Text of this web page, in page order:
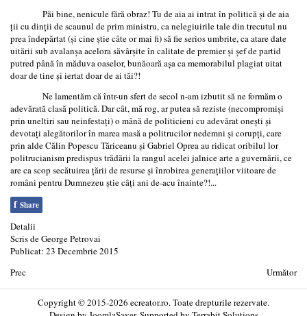
Păi bine, nenicule fără obraz! Tu de aia ai intrat în politică şi de aia
ţii cu dinţii de scaunul de prim ministru, ca nelegiuirile tale din trecutul nu
prea îndepărtat (şi cine ştie câte or mai fi) să fie serios umbrite, ca atare date
uitării sub avalanşa acelora săvârşite în calitate de premier şi şef de partid
putred până în măduva oaselor, bunăoară aşa ca memorabilul plagiat uitat
doar de tine şi iertat doar de ai tăi?!
Ne lamentăm că într-un sfert de secol n-am izbutit să ne formăm o
adevărată clasă politică. Dar cât, mă rog, ar putea să reziste (necompromişi
prin uneltiri sau neinfestaţi) o mână de politicieni cu adevărat oneşti şi
devotaţi alegătorilor în marea masă a politrucilor nedemni şi corupţi, care
prin alde Călin Popescu Tăriceanu şi Gabriel Oprea au ridicat oribilul lor
politrucianism predispus trădării la rangul acelei jalnice arte a guvernării, ce
are ca scop secătuirea ţării de resurse şi înrobirea generaţiilor viitoare de
români pentru Dumnezeu ştie câţi ani de-acu înainte?!...
f Share
Detalii
Scris deGeorge Petrovai
Publicat: 23 Decembrie 2015
Prec
Următor
Copyright © 2015-2026 ecreator.ro. Toate drepturile rezervate.